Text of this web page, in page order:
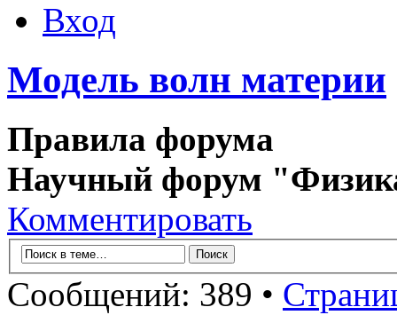
Вход
Модель волн материи
Правила форума
Научный форум
Комментировать
Сообщений: 389 •